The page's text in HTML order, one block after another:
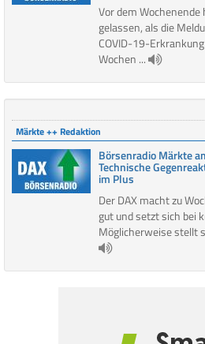
Vor dem Wochenende
gelassen, als die
COVID-19-
Wochen ...
Märkte ++ Redaktion
Börsenradio Märkte
Technische
im Plus
Der DAX macht zu
gut und setzt sich bei
Möglicherweise stellt